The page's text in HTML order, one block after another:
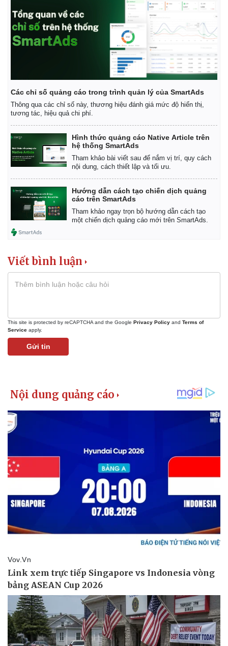
Thế giới
Quan sát
Cuộc sống đó đây
Multimedia
Video
Các chỉ số quảng cáo trong trình quản lý của SmartAds
Thông qua các chỉ số này, thương hiệu đánh giá mức độ hiển thị,
tương tác, hiệu quả chi phí.
Hình thức quảng cáo Native Article trên
hệ thống SmartAds
Tham khảo bài viết sau để nắm vị trí, quy cách
nội dung, cách thiết lập và tối ưu.
Hướng dẫn cách tạo chiến dịch quảng
cáo trên SmartAds
Tham khảo ngay trọn bộ hướng dẫn cách tạo
một chiến dịch quảng cáo mới trên SmartAds.
Viết bình luận
This site is protected by reCAPTCHA and the Google Privacy Policy and Terms of
Service apply.
Gửi tin